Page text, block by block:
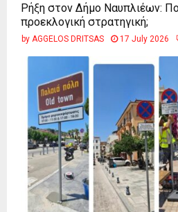
Ρήξη στον Δήμο Ναυπλιέων:
προεκλογική στρατηγική;
by AGGELOS DRITSAS 17 July 2026